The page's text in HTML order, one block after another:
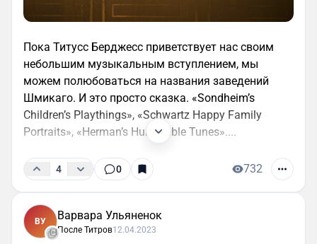
Пока Титусс Берджесс приветствует нас своим
небольшим музыкальным вступлением, мы
можем полюбоваться на названия заведений
Шмикаго. И это просто сказка. «Sondheim’s
Children’s Playthings», «Schwartz Happy Family
Portraits», «Herman’s Hummable Tunes»....
4 0 732
ВУ Варвара Ульяненок
После Титров12.04.2023